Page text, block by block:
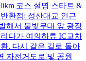
코스 설명 스타트 &
환점: 성산대교 인근
해서 물빛무대 앞 광장
다가 여의하류 IC교차
. 다시 같은 길로 돌아
자전거도로 및 공원